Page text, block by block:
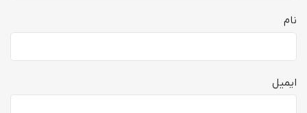
نام
ایمیل